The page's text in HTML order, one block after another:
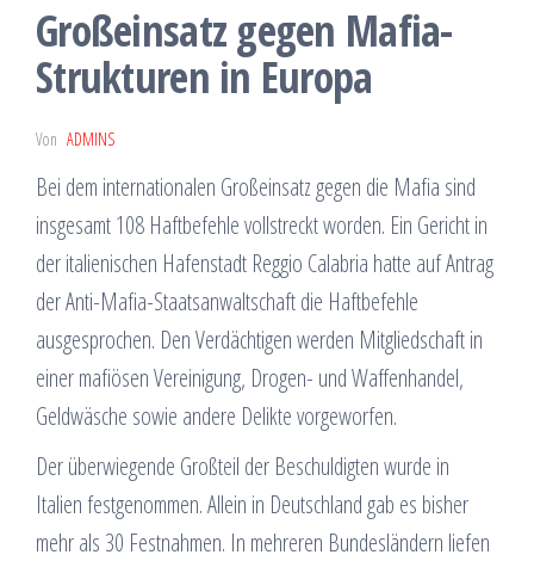
Großeinsatz gegen Mafia-
Strukturen in Europa
Von ADMINS
Bei dem internationalen Großeinsatz gegen die Mafia sind
insgesamt 108 Haftbefehle vollstreckt worden. Ein Gericht in
der italienischen Hafenstadt Reggio Calabria hatte auf Antrag
der Anti-Mafia-Staatsanwaltschaft die Haftbefehle
ausgesprochen. Den Verdächtigen werden Mitgliedschaft in
einer mafiösen Vereinigung, Drogen- und Waffenhandel,
Geldwäsche sowie andere Delikte vorgeworfen.
Der überwiegende Großteil der Beschuldigten wurde in
Italien festgenommen. Allein in Deutschland gab es bisher
mehr als 30 Festnahmen. In mehreren Bundesländern liefen